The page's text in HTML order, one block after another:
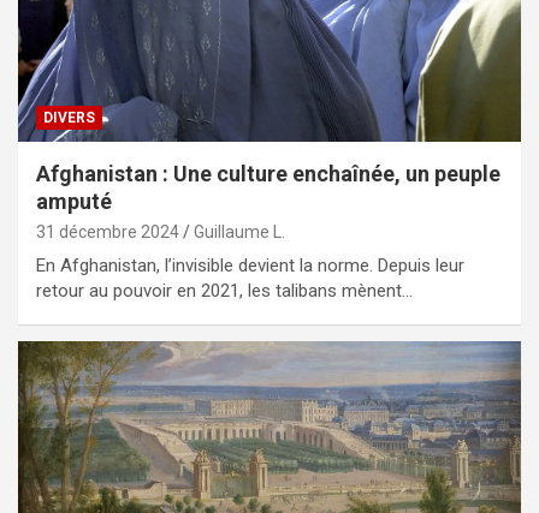
DIVERS
Afghanistan : Une culture enchaînée, un peuple
amputé
31 décembre 2024 Guillaume L.
En Afghanistan, l’invisible devient la norme. Depuis leur
retour au pouvoir en 2021, les talibans mènent…